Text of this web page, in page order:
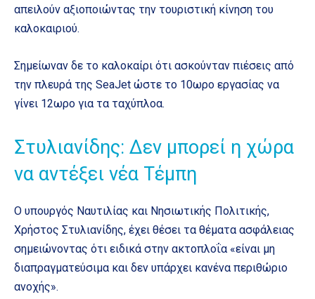
απειλούν αξιοποιώντας την τουριστική κίνηση του
καλοκαιριού.
Σημείωναν δε το καλοκαίρι ότι ασκούνταν πιέσεις από
την πλευρά της SeaJet ώστε το 10ωρο εργασίας να
γίνει 12ωρο για τα ταχύπλοα.
Στυλιανίδης: Δεν μπορεί η χώρα
να αντέξει νέα Τέμπη
Ο υπουργός Ναυτιλίας και Νησιωτικής Πολιτικής,
Χρήστος Στυλιανίδης, έχει θέσει τα θέματα ασφάλειας
σημειώνοντας ότι ειδικά στην ακτοπλοΐα «είναι μη
διαπραγματεύσιμα και δεν υπάρχει κανένα περιθώριο
ανοχής».